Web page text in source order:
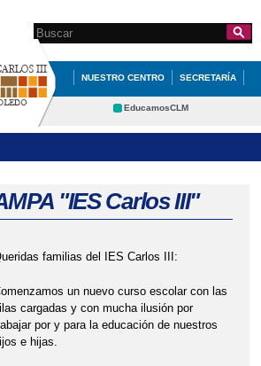
contenido
principal
Formulario de
búsqueda
Search this site
NUESTRO CENTRO SECRETARÍA
DOCUMENTACIÓN INFÓRMATE
EducamosCLM
Contacto
usted aquí
"IES Carlos III"
familias del IES Carlos III:
un nuevo curso escolar con las
cargadas y con mucha ilusión por
por y para la educación de nuestros
e hijas.